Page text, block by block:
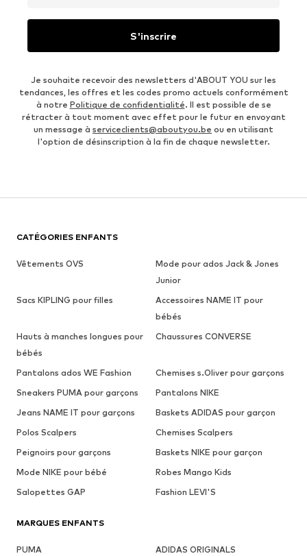
S'inscrire
Je souhaite recevoir des newsletters d'ABOUT YOU sur les
tendances, les offres et les codes promo actuels conformément
à notre Politique de confidentialité. Il est possible de se
rétracter à tout moment avec effet pour le futur en envoyant
un message à serviceclients@aboutyou.be ou en utilisant
l'option de désinscription à la fin de chaque newsletter.
CATÉGORIES ENFANTS
Vêtements OVS
Mode pour ados Jack & Jones
Junior
Sacs KIPLING pour filles
Accessoires NAME IT pour
bébés
Hauts à manches longues pour
bébés
Chaussures CONVERSE
Pantalons ados WE Fashion
Chemises s.Oliver pour garçons
Sneakers PUMA pour garçons
Pantalons NIKE
Jeans NAME IT pour garçons
Baskets ADIDAS pour garçon
Polos Scalpers
Chemises Scalpers
Peignoirs pour garçons
Baskets NIKE pour garçon
Mode NIKE pour bébé
Robes Mango Kids
Salopettes GAP
Fashion LEVI'S
MARQUES ENFANTS
PUMA
ADIDAS ORIGINALS